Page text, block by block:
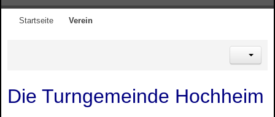
Startseite Verein
Die Turngemeinde Hochheim